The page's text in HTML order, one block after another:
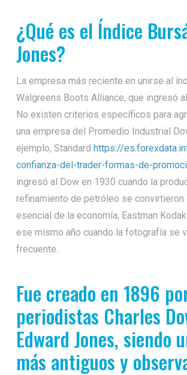
¿Qué es el Índice
Jones?
La empresa más reciente en unirse al
Walgreens Boots Alliance, que ingresó
No existen criterios específicos para
una empresa del Promedio Industrial
ejemplo, Standard https://
confianza-del-trader-formas-de-
ingresó al Dow en 1930 cuando la
refinamiento de petróleo se convirtieron
esencial de la economía; Eastman
ese mismo año cuando la fotografía se
frecuente.
Fue creado en 1896
periodistas Charles
Edward Jones, siendo
más antiguos y